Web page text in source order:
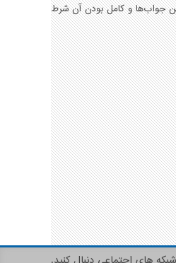
جواب‌ها و كامل بودن آن شرط